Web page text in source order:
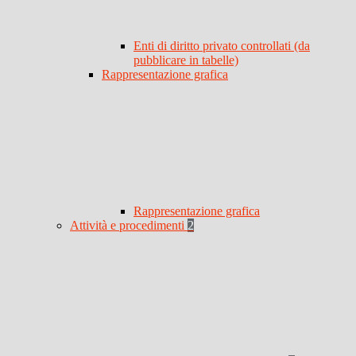
Enti di diritto privato controllati (da
pubblicare in tabelle)
Rappresentazione grafica
Rappresentazione grafica
Attività e procedimenti 2